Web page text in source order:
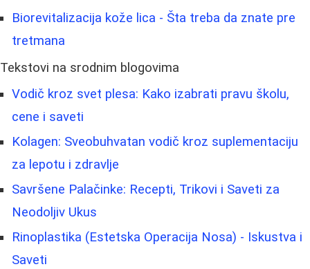
Biorevitalizacija kože lica - Šta treba da znate pre
tretmana
Tekstovi na srodnim blogovima
Vodič kroz svet plesa: Kako izabrati pravu školu,
cene i saveti
Kolagen: Sveobuhvatan vodič kroz suplementaciju
za lepotu i zdravlje
Savršene Palačinke: Recepti, Trikovi i Saveti za
Neodoljiv Ukus
Rinoplastika (Estetska Operacija Nosa) - Iskustva i
Saveti